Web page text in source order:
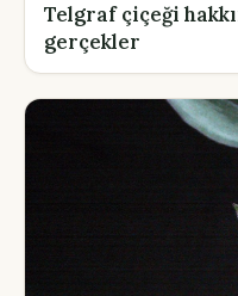
Telgraf çiçeği
gerçekler